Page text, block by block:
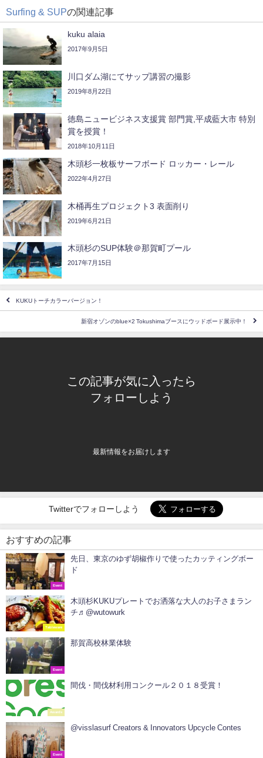
Surfing & SUPの関連記事
kuku alaia
2017年9月5日
川口ダム湖にてサップ講習の撮影
2019年8月22日
徳島ニュービジネス支援賞 部門賞,平成藍大市 特別
賞を授賞！
2018年10月11日
木頭杉一枚板サーフボード ロッカー・レール
2022年4月27日
木桶再生プロジェクト3 表面削り
2019年6月21日
木頭杉のSUP体験＠那賀町プール
2017年7月15日
KUKUトーチカラーバージョン！
新宿オゾンのblue×2 Tokushimaブースにウッドボード展示中！
この記事が気に入ったら
フォローしよう
最新情報をお届けします
Twitterでフォローしよう
おすすめの記事
Event
先日、東京のゆず胡椒作りで使ったカッティングボー
ド
Tableware
木頭杉KUKUプレートでお洒落な大人のお子さまラン
チ♬@wutowurk
Event
那賀高校林業体験
Awards
間伐・間伐材利用コンクール２０１８受賞！
Event
@visslasurf Creators & Innovators Upcycle Contes